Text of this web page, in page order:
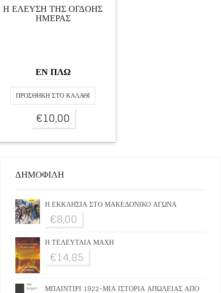
Η ΕΛΕΥΣΗ ΤΗΣ ΟΓΔΟΗΣ
ΗΜΕΡΑΣ
ΕΝ ΠΛΩ
ΠΡΟΣΘΉΚΗ ΣΤΟ ΚΑΛΆΘΙ
€10,00
ΔΗΜΟΦΙΛΗ
Η ΕΚΚΛΗΣΙΑ ΣΤΟ ΜΑΚΕΔΟΝΙΚΟ ΑΓΩΝΑ
€8,00
Η ΤΕΛΕΥΤΑΙΑ ΜΑΧΗ
€14,85
ΜΠΑΙΝΤΙΡΙ 1922-ΜΙΑ ΙΣΤΟΡΙΑ ΑΠΩΛΕΙΑΣ ΑΠΟ